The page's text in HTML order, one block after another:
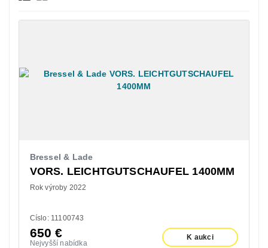
Bressel & Lade
VORS. LEICHTGUTSCHAUFEL 1400MM
Rok výroby 2022
Císlo: 11100743
650€
Nejvyšší nabídka
K aukci